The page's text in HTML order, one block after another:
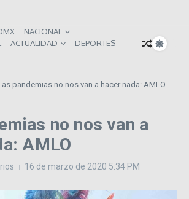
NACIONAL
ACTUALIDAD
DEPORTES
pandemias no nos van a hacer nada: AMLO
no nos van a
AMLO
16 de marzo de 2020 5:34 PM